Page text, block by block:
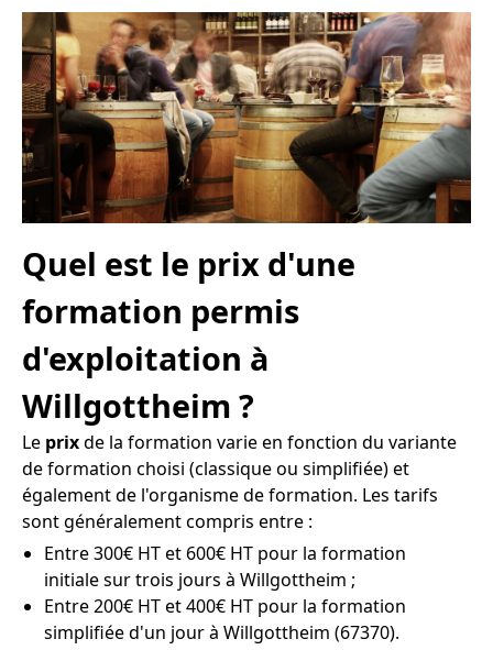
Quel est le prix d'une
formation permis
d'exploitation à
Willgottheim ?
Le prixde la formation varie en fonction du variante
de formation choisi (classique ou simplifiée) et
également de l'organisme de formation. Les tarifs
sont généralement compris entre :
Entre 300€ HT et 600€ HT pour la formation
initiale sur trois jours à Willgottheim ;
Entre 200€ HT et 400€ HT pour la formation
simplifiée d'un jour à Willgottheim (67370).